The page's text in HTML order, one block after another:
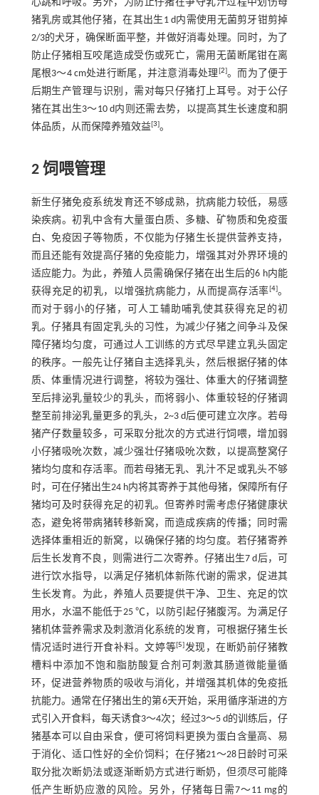
心跳和呼吸。另外，为防止仔猪在争夺乳汁过程中划伤母
猪乳房或其他仔猪，在其出生1 d内需使用无菌剪牙钳剪掉
2/3的犬牙，确保断面平整，并做好消毒处理。同时，为了
防止仔猪相互咬尾造成受伤或死亡，需用无菌断尾钳在离
尾根3～4 cm处进行断尾，并注意消毒处理[2]。而为了便于
后期生产管理与识别，需对每只仔猪打上耳号。对于公仔
猪在其出生3～10 d内则还需去势，以提高其生长速度和胴
体品质，从而保障养殖效益[3]。
2 饲喂管理
新生仔猪免疫系统发育还不够成熟，抗病能力较低，易感
染疾病。初乳中含有大量蛋白质、多糖、矿物质和免疫蛋
白、免疫因子等物质，不仅能为仔猪生长提供营养支持，
而且还能有效提高仔猪的免疫能力，增强其对外界环境的
适应能力。为此，养殖人员需确保仔猪在出生后的6 h内能
获得充足的初乳，以增强抗病能力，从而提高存活率[4]。
而对于弱小的仔猪，可人工辅助哺乳使其获得充足的初
乳。仔猪具有固定乳头的习性，为减少仔猪之间争斗及保
障仔猪均匀度，可通过人工训练的方式尽早建立乳头固定
的秩序。一般先让仔猪自主选择乳头，然后根据仔猪的体
质、体重情况进行调整，将较为强壮、体重大的仔猪调整
至后排泌乳量较少的乳头，而将弱小、体重较轻的仔猪调
整至前排泌乳量更多的乳头，2~3 d后便可建立次序。若母
猪产仔数量较多，可采取分批次的方式进行饲喂，增加弱
小仔猪吸吮次数，减少强壮仔猪吸吮次数，以提高整窝仔
猪均匀度和存活率。而若母猪无乳、乳汁不足或乳头不够
时，可在仔猪出生24 h内将其寄养于其他母猪，保障所有仔
猪均可及时获得充足的初乳。但寄养时需考虑仔猪健康状
态，避免将带病猪转移新窝，而造成疾病的传播；同时需
选择体重相近的新窝，以确保仔猪的均匀度。若仔猪寄养
后生长发育不良，则需进行二次寄养。仔猪出生7 d后，可
进行饮水指导，以满足仔猪机体新陈代谢的需求，促进其
生长发育。为此，养殖人员要提供干净、卫生、充足的饮
用水，水温不能低于25 ℃，以防引起仔猪腹泻。为满足仔
猪机体营养需求及刺激消化系统的发育，可根据仔猪生长
情况适时进行开食补料。文婷等[5]发现，在断奶前仔猪教
槽料中添加不饱和脂肪酸复合剂可刺激其肠道微能量循
环，促进营养物质的吸收与消化，并增强其机体的免疫抵
抗能力。通常在仔猪出生的第6天开始，采用循序渐进的方
式引入开食料，每天诱食3～4次；经过3～5 d的训练后，仔
猪基本可以自由采食，便可将饲料更换为蛋白含量高、易
于消化、适口性好的全价饲料；在仔猪21～28日龄时可采
取分批次断奶法或逐渐断奶方式进行断奶，但须尽可能降
低产生断奶应激的风险。另外，仔猪每日需7～11 mg的